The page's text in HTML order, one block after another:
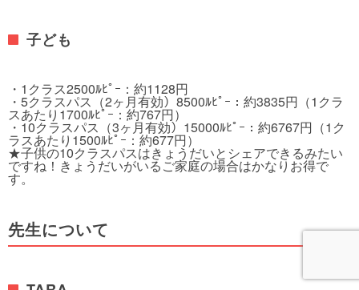
子ども
・1クラス2500ﾙﾋﾟｰ：約1128円
・5クラスパス（2ヶ月有効）8500ﾙﾋﾟｰ：約3835円（1クラ
スあたり1700ﾙﾋﾟｰ：約767円）
・10クラスパス（3ヶ月有効）15000ﾙﾋﾟｰ：約6767円（1ク
ラスあたり1500ﾙﾋﾟｰ：約677円）
★子供の10クラスパスはきょうだいとシェアできるみたい
ですね！きょうだいがいるご家庭の場合はかなりお得で
す。
先生について